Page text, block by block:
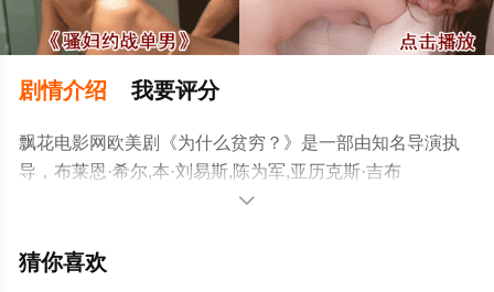
剧情介绍 我要评分
飘花电影网欧美剧《为什么贫穷？》是一部由知名导演执
导，布莱恩·希尔,本·刘易斯,陈为军,亚历克斯·吉布
尼,Hugo,Berkeley,Osvalde,Lewat,Bosse,Lindquist,M等演
版电视剧全集就上飘花影院，热播电视剧提前免费观看，

猜你喜欢